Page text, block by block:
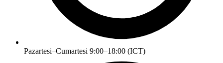
Pazartesi–Cumartesi 9:00–18:00 (ICT)